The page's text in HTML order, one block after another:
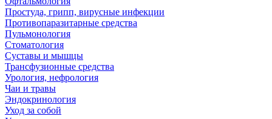
Простуда, грипп, вирусные инфекции
Противопаразитарные средства
Пульмонология
Стоматология
Суставы и мышцы
Трансфузионные средства
Урология, нефрология
Чаи и травы
Эндокринология
Уход за собой